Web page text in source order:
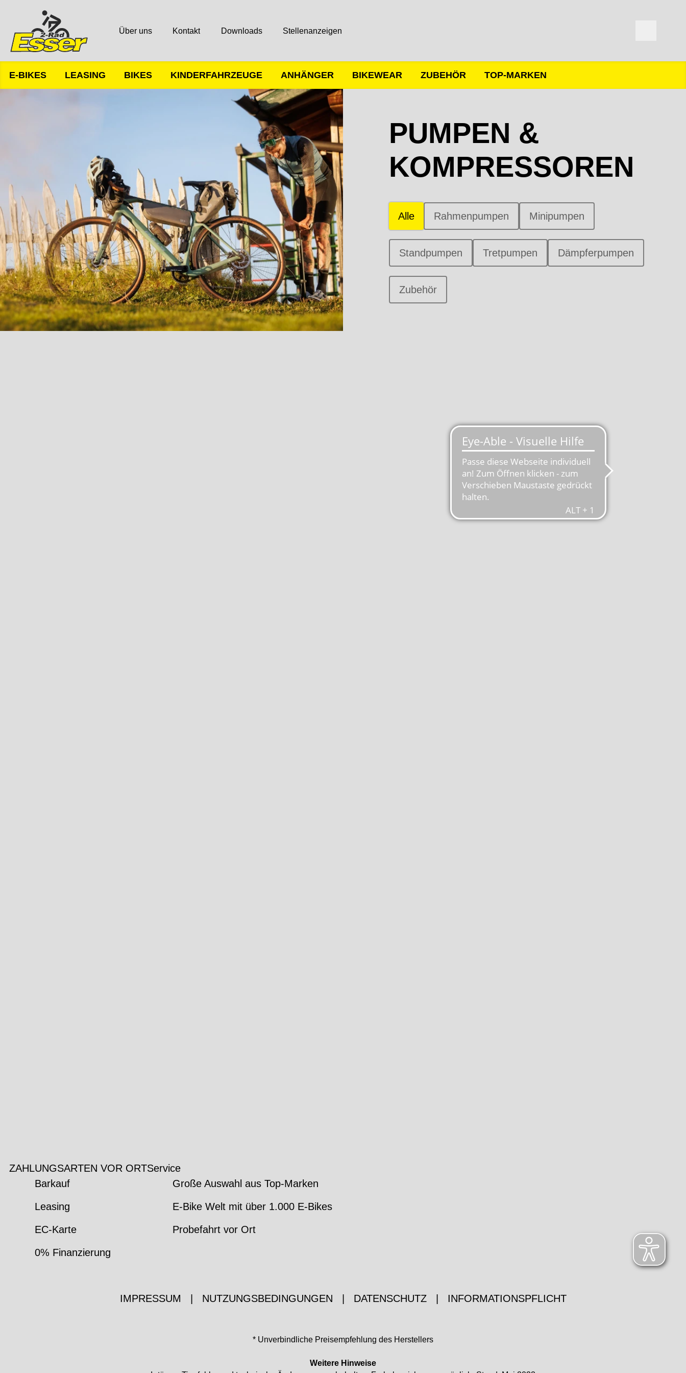
Über uns Kontakt Downloads Stellenanzeigen
E-BIKES LEASING BIKES KINDERFAHRZEUGE ANHÄNGER BIKEWEAR ZUBEHÖR TOP-MARKEN
PUMPEN &
KOMPRESSOREN
Alle Rahmenpumpen Minipumpen
Standpumpen Tretpumpen Dämpferpumpen
Zubehör
ZAHLUNGSARTEN VOR ORT
Barkauf
Leasing
EC-Karte
0% Finanzierung
Service
Große Auswahl aus Top-Marken
E-Bike Welt mit über 1.000 E-Bikes
Probefahrt vor Ort
IMPRESSUM NUTZUNGSBEDINGUNGEN DATENSCHUTZ INFORMATIONSPFLICHT
* Unverbindliche Preisempfehlung des Herstellers
Weitere Hinweise